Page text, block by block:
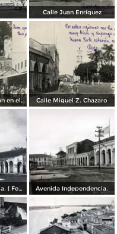
Calle Juan Enríquez
Feria de Tlacotalpan en el Zócalo Calle Miguel Z. Chazaro
Calle Independencia. ( Fechada el 4 de Marzo de 1918 ). Avenida Independencia.